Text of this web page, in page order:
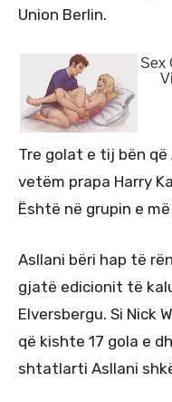
Union Berlin.
Tre golat e tij bën
vetëm prapa Harry
Është në grupin e
Asllani bëri hap të
gjatë edicionit të
Elversbergu. Si Nick
që kishte 17 gola e
shtatlarti Asllani